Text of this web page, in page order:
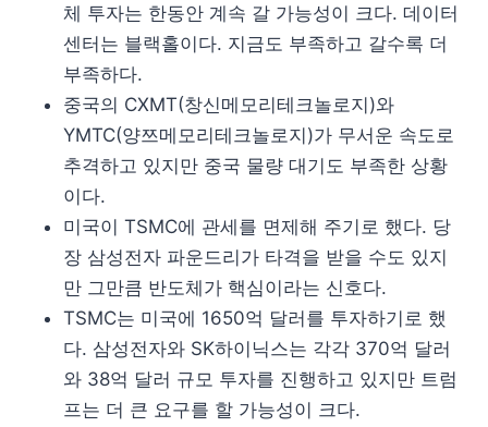
체 투자는 한동안 계속 갈 가능성이 크다. 데이터
센터는 블랙홀이다. 지금도 부족하고 갈수록 더
부족하다.
중국의 CXMT(창신메모리테크놀로지)와
YMTC(양쯔메모리테크놀로지)가 무서운 속도로
추격하고 있지만 중국 물량 대기도 부족한 상황
이다.
미국이 TSMC에 관세를 면제해 주기로 했다. 당
장 삼성전자 파운드리가 타격을 받을 수도 있지
만 그만큼 반도체가 핵심이라는 신호다.
TSMC는 미국에 1650억 달러를 투자하기로 했
다. 삼성전자와 SK하이닉스는 각각 370억 달러
와 38억 달러 규모 투자를 진행하고 있지만 트럼
프는 더 큰 요구를 할 가능성이 크다.